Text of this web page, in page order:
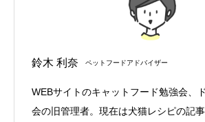
鈴木 利奈 ペットフードアドバイザー
WEBサイトのキャットフード勉強会、
会の旧管理者。現在は犬猫レシピの記